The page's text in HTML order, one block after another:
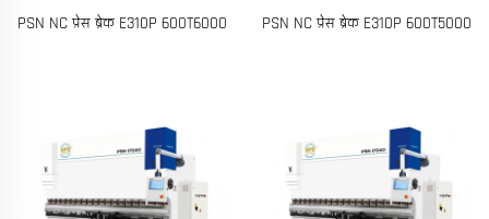
PSN NC प्रेस ब्रेक E310P 600T6000 PSN NC प्रेस ब्रेक E310P 600T5000